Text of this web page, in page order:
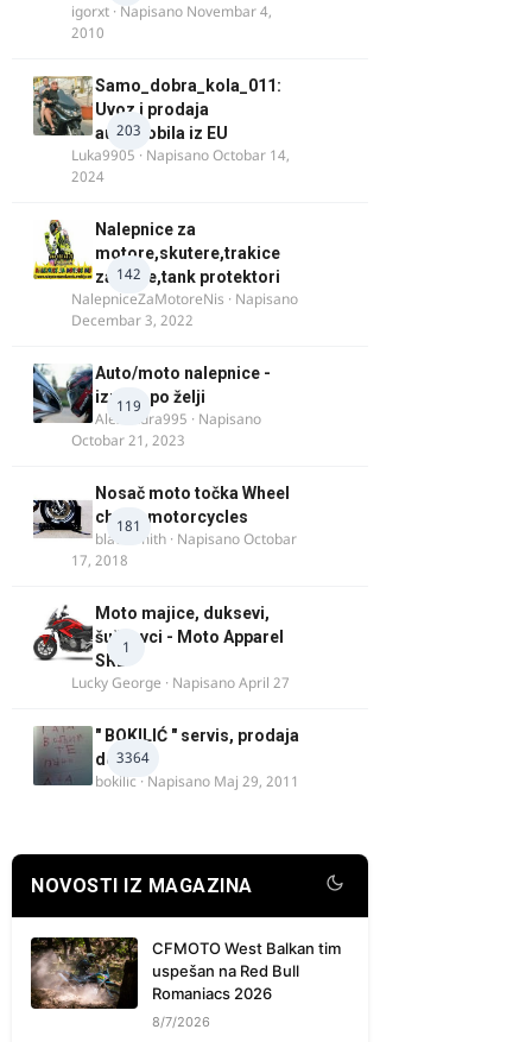
igorxt · Napisano Novembar 4,
2010
203
Samo_dobra_kola_011:
Uvoz i prodaja
automobila iz EU
Luka9905 · NapisanoOctobar 14,
2024
142
Nalepnice za
motore,skutere,trakice
za felne,tank protektori
NalepniceZaMotoreNis · Napisano
Decembar 3, 2022
119
Auto/moto nalepnice -
izrada po želji
Alexandra995 · Napisano
Octobar 21, 2023
181
Nosač moto točka Wheel
chock motorcycles
blacksmith · NapisanoOctobar
17, 2018
1
Moto majice, duksevi,
šuškavci - Moto Apparel
SRB
Lucky George · NapisanoApril 27
3364
" BOKILIĆ " servis, prodaja
delova
bokilic · Napisano Maj 29, 2011
NOVOSTI IZ MAGAZINA
CFMOTO West Balkan tim
uspešan na Red Bull
Romaniacs 2026
8/7/2026